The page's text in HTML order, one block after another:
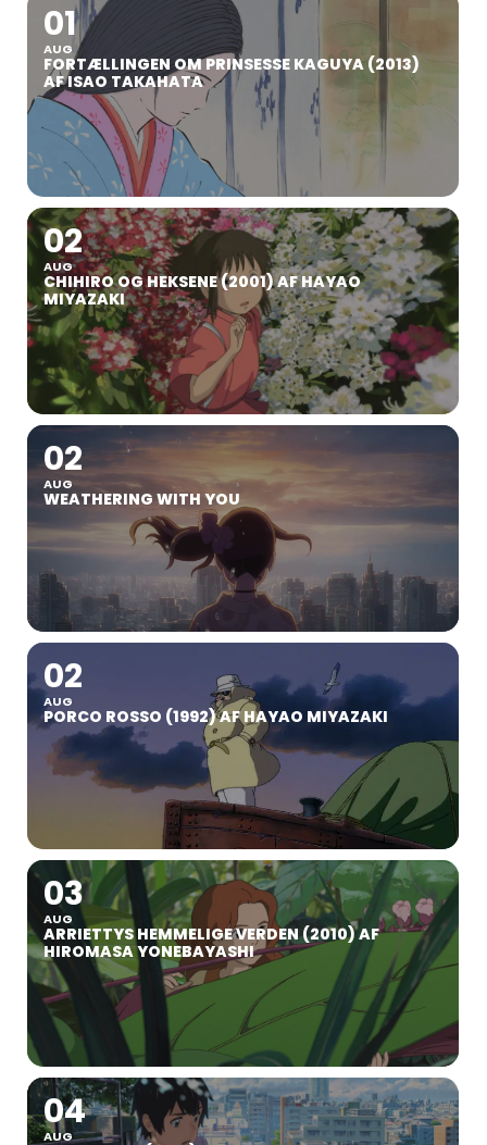
01
AUG
FORTÆLLINGEN OM PRINSESSE KAGUYA (2013)
AF ISAO TAKAHATA
02
AUG
CHIHIRO OG HEKSENE (2001) AF HAYAO
MIYAZAKI
02
AUG
WEATHERING WITH YOU
02
AUG
PORCO ROSSO (1992) AF HAYAO MIYAZAKI
03
AUG
ARRIETTYS HEMMELIGE VERDEN (2010) AF
HIROMASA YONEBAYASHI
04
AUG